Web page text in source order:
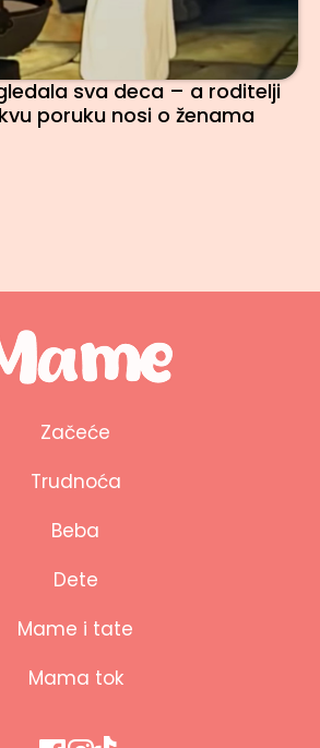
sva deca – a roditelji
poruku nosi o ženama
Začeće
Trudnoća
Beba
Dete
Mame i tate
Mama tok